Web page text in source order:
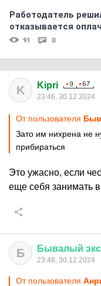
Работодатель
отказывается
91 0
K Kipri
23:46, 30.12.2024
От пользователя
Зато им нихрена не
прибираться
Это ужасно, если
еще себя занимать
Б Бывалый
23:48, 30.12.2024
От пользователя